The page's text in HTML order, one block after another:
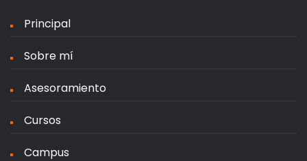
Principal
Sobre mí
Asesoramiento
Cursos
Campus